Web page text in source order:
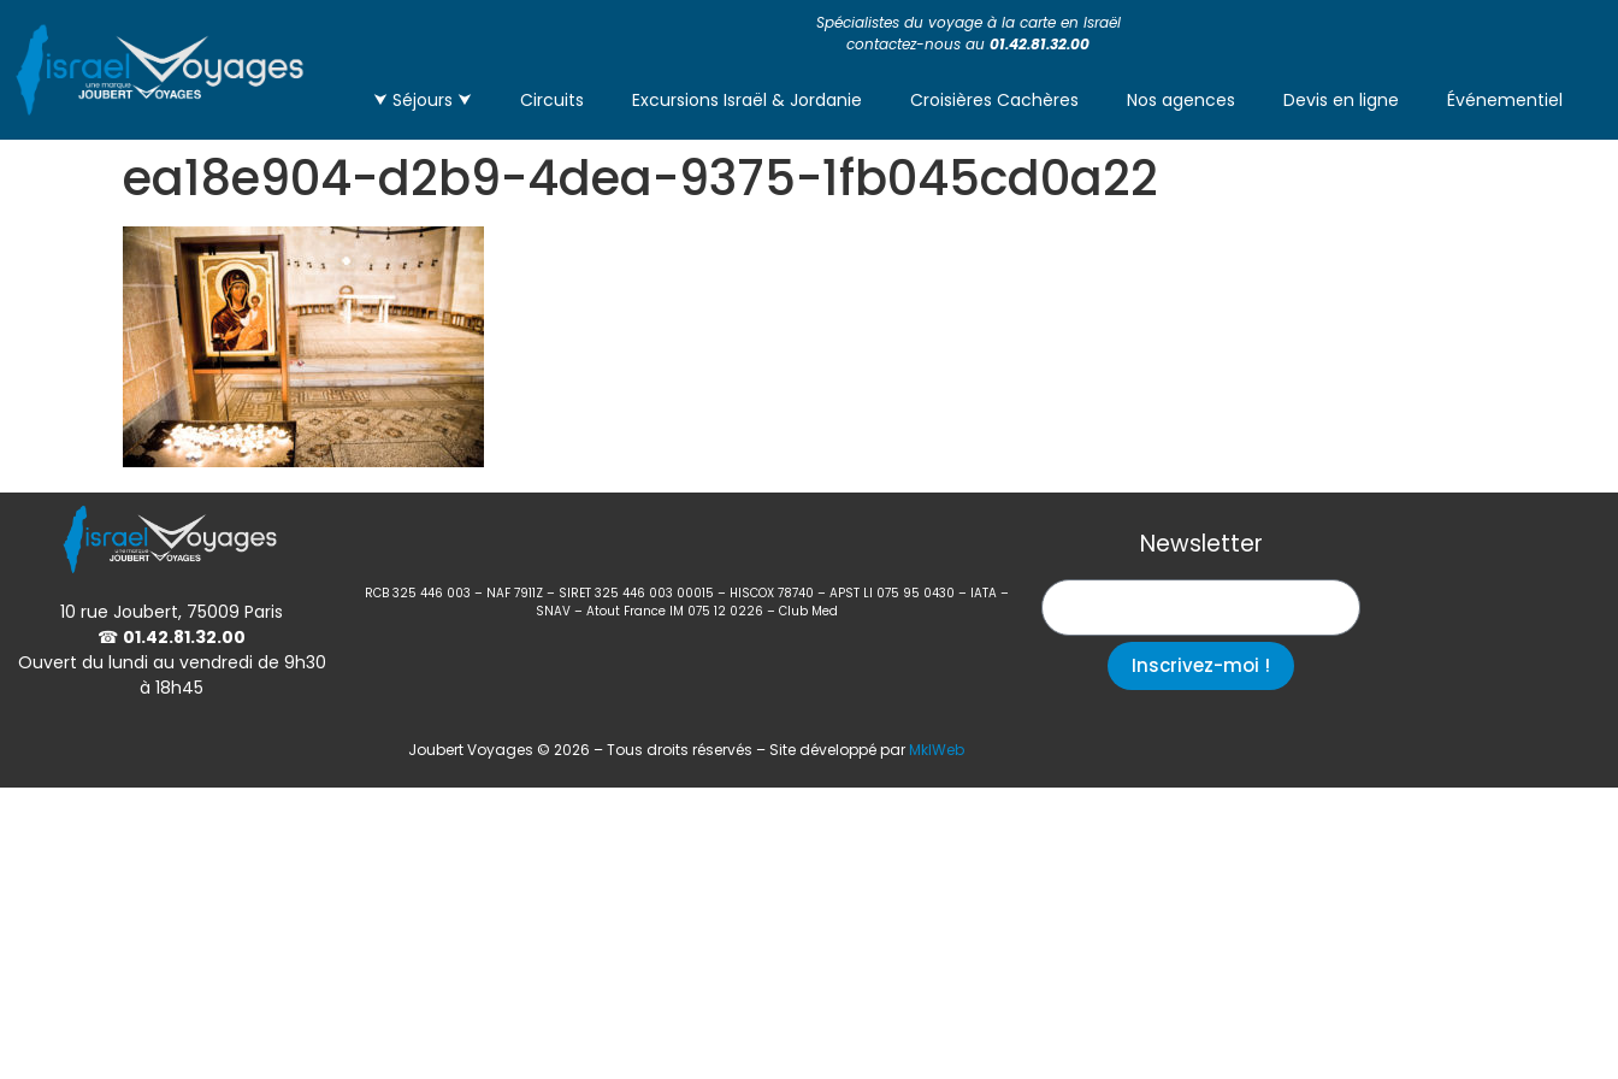
Spécialistes du voyage à la carte en Israël
contactez-nous au01.42.81.32.00
⮟ Séjours ⮟ Circuits Excursions Israël & Jordanie Croisières Cachères Nos agences Devis en ligne Événementiel
ea18e904-d2b9-4dea-9375-1fb045cd0a22
10 rue Joubert, 75009 Paris
☎ 01.42.81.32.00
Ouvert du lundi au vendredi de 9h30
à 18h45
RCB 325 446 003 – NAF 7911Z – SIRET 325 446 003 00015 – HISCOX 78740 – APST LI 075 95 0430 – IATA –
SNAV – Atout France IM 075 12 0226 – Club Med
Newsletter
Inscrivez-moi !
Joubert Voyages © 2026 – Tous droits réservés – Site développé par MklWeb